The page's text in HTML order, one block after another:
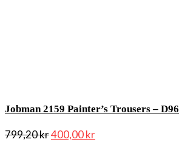
Jobman 2159 Painter’s Trousers – D96
799,20kr400,00kr